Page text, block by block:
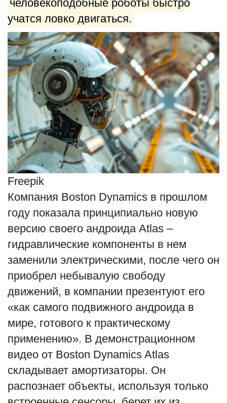
человекоподобные роботы быстро
учатся ловко двигаться.
Freepik
Компания Boston Dynamics в прошлом
году показала принципиально новую
версию своего андроида Atlas –
гидравлические компоненты в нем
заменили электрическими, после чего он
приобрел небывалую свободу
движений, в компании презентуют его
«как самого подвижного андроида в
мире, готового к практическому
применению». В демонстрационном
видео от Boston Dynamics Atlas
складывает амортизаторы. Он
распознает объекты, используя только